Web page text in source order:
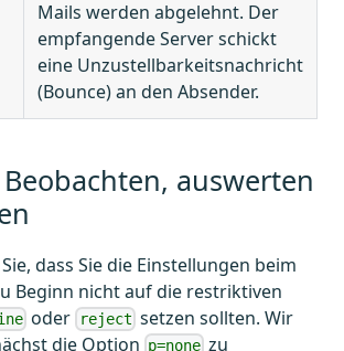
Mails werden abgelehnt. Der
empfangende Server schickt
eine Unzustellbarkeitsnachricht
(Bounce) an den Absender.
Beobachten, auswerten
dass Sie die Einstellungen beim
Beginn nicht auf die restriktiven
oder reject setzen sollten. Wir
die Option p=none zu